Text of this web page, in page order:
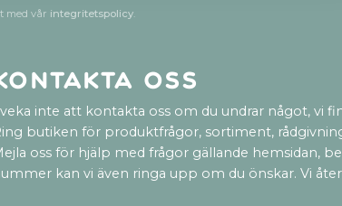
med vår integritetspolicy.
oss
inte att kontakta oss om du undrar något, vi
butiken för produktfrågor, sortiment,
oss för hjälp med frågor gällande hemsidan,
kan vi även ringa upp om du önskar. Vi